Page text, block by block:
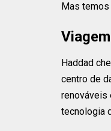
Mas
Viagem
Haddad
centro de
renováveis
tecnologia